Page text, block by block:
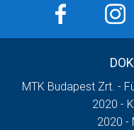
MTK Budapest Zrt. -
2020 -
2020 -